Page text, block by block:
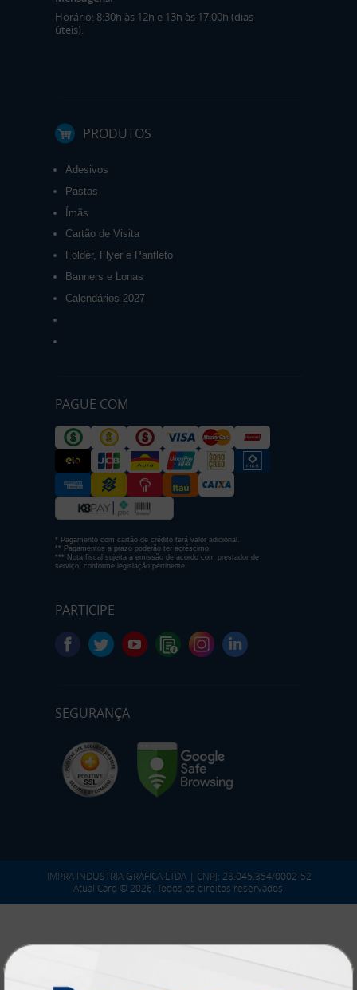
Horário: 8:30h às 12h e 13h às 17:00h (dias
úteis).
PRODUTOS
Adesivos
Pastas
Ímãs
Cartão de Visita
Folder, Flyer e Panfleto
Banners e Lonas
Calendários 2027
PAGUE COM
* Pagamento com cartão de crédito terá valor adicional.
** Pagamentos a prazo poderão ter acréscimo.
*** Nota fiscal sujeita a emissão de acordo com prestador de
serviço, conforme legislação pertinente.
PARTICIPE
SEGURANÇA
IMPRA INDUSTRIA GRAFICA LTDA | CNPJ: 28.045.354/0002-52
Atual Card © 2026. Todos os direitos reservados.